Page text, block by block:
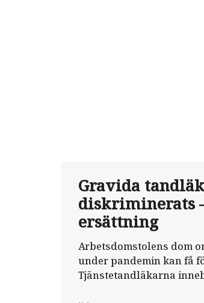
Gravida
diskriminerats
ersättning
Arbetsdomstolens dom
under pandemin kan få
Tjänstetandläkarna